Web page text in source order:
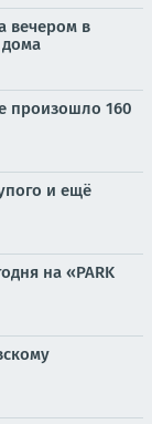
вечером в
дома
произошло 160
и ещё
на «PARK